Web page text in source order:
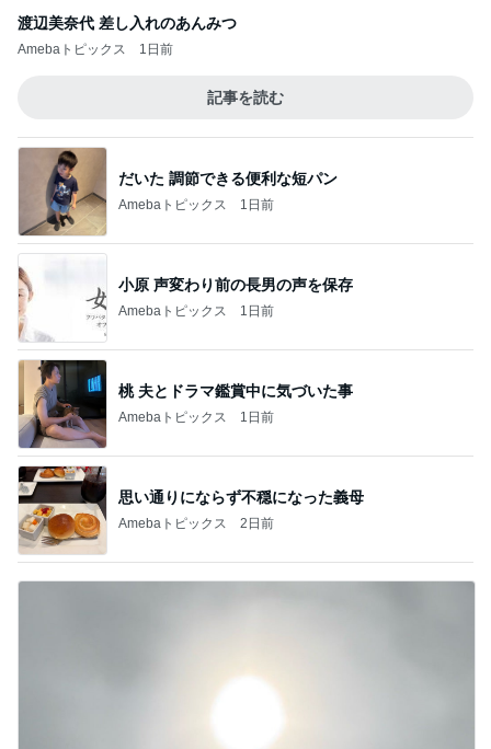
渡辺美奈代 差し入れのあんみつ
Amebaトピックス 1日前
記事を読む
だいた 調節できる便利な短パン
Amebaトピックス 1日前
小原 声変わり前の長男の声を保存
Amebaトピックス 1日前
桃 夫とドラマ鑑賞中に気づいた事
Amebaトピックス 1日前
思い通りにならず不穏になった義母
Amebaトピックス 2日前